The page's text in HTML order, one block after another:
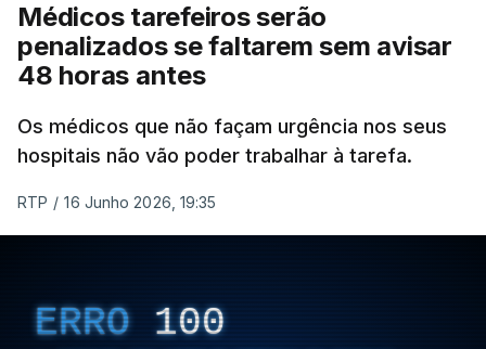
Médicos tarefeiros serão
penalizados se faltarem sem avisar
48 horas antes
Os médicos que não façam urgência nos seus
hospitais não vão poder trabalhar à tarefa.
RTP / 16 Junho 2026, 19:35
ERRO 100